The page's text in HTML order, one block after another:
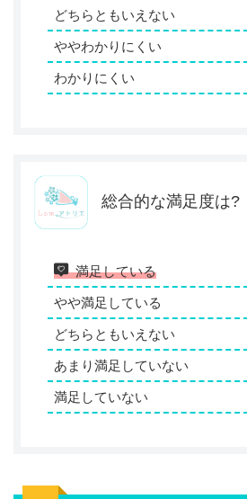
どちらともいえない
ややわかりにくい
わかりにくい
総合的な満足度は?
満足している
やや満足している
どちらともいえない
あまり満足していない
満足していない